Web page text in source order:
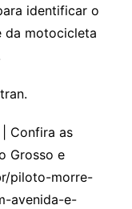
identificar o
da motocicleta
| Confira as
Grosso e
piloto-morre-
avenida-e-